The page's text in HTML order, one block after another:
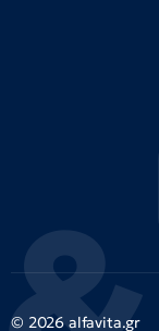
© 2026 alfavita.gr